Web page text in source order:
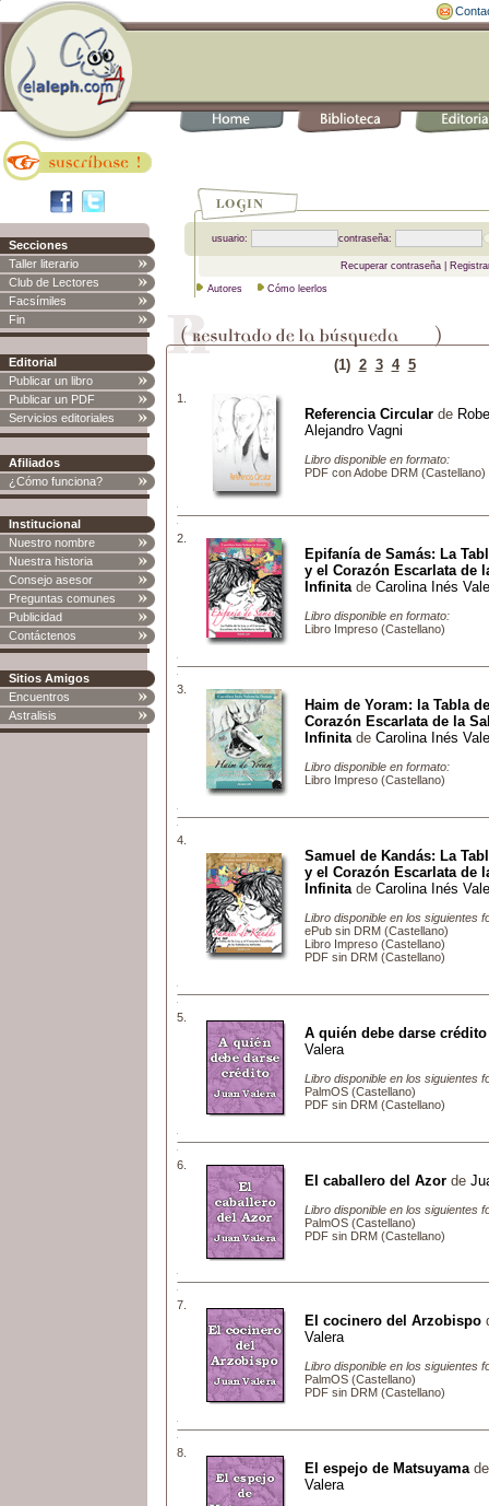
Secciones
Taller literario
Club de Lectores
Facsímiles
Fin
Editorial
Publicar un libro
Publicar un PDF
Servicios editoriales
Afiliados
¿Cómo funciona?
Institucional
Nuestro nombre
Nuestra historia
Consejo asesor
Preguntas comunes
Publicidad
Contáctenos
Sitios Amigos
Encuentros
Astralisis
usuario: contraseña:
Recuperar contraseña|
Autores Cómo leerlos
(1) 2 3 4 5
1.
Referencia Circular de
Alejandro Vagni
Libro disponible en formato:
PDF con Adobe DRM (Castellano)
2.
Epifanía de Samás: La
y el Corazón Escarlata de
Infinita de Carolina Inés
Libro disponible en formato:
Libro Impreso (Castellano)
3.
Haim de Yoram: la Tabla
Corazón Escarlata de la
Infinita de Carolina Inés
Libro disponible en formato:
Libro Impreso (Castellano)
4.
Samuel de Kandás: La
y el Corazón Escarlata de
Infinita de Carolina Inés
Libro disponible en los siguientes
ePub sin DRM (Castellano)
Libro Impreso (Castellano)
PDF sin DRM (Castellano)
5.
A quién debe darse crédito
Valera
Libro disponible en los siguientes
PalmOS (Castellano)
PDF sin DRM (Castellano)
6.
El caballero del Azor de
Libro disponible en los siguientes
PalmOS (Castellano)
PDF sin DRM (Castellano)
7.
El cocinero del Arzobispo
Valera
Libro disponible en los siguientes
PalmOS (Castellano)
PDF sin DRM (Castellano)
8.
El espejo de Matsuyama
Valera